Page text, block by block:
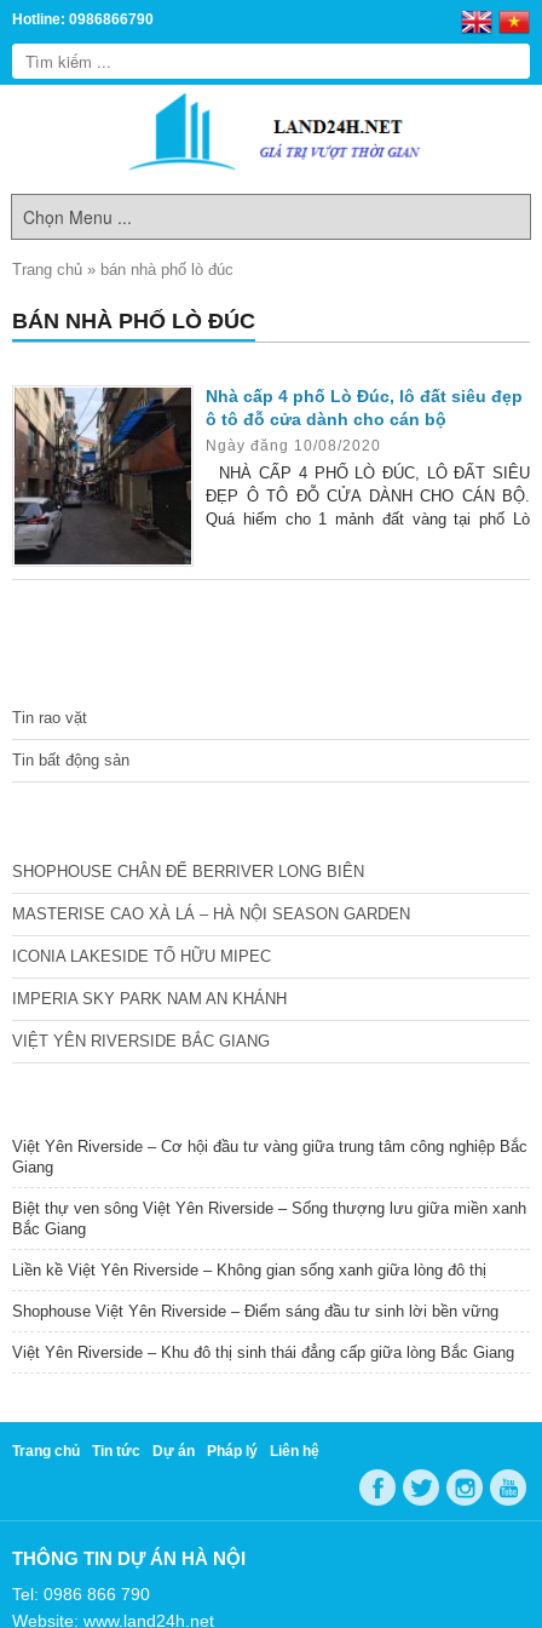
Hotline: 0986866790
Trang chủ » bán nhà phố lò đúc
BÁN NHÀ PHỐ LÒ ĐÚC
Nhà cấp 4 phố Lò Đúc, lô đất siêu đẹp
ô tô đỗ cửa dành cho cán bộ
Ngày đăng 10/08/2020
NHÀ CẤP 4 PHỐ LÒ ĐÚC, LÔ ĐẤT SIÊU
ĐẸP Ô TÔ ĐỖ CỬA DÀNH CHO CÁN BỘ.
Quá hiếm cho 1 mảnh đất vàng tại phố Lò
Tin rao vặt
Tin bất động sản
SHOPHOUSE CHÂN ĐẾ BERRIVER LONG BIÊN
MASTERISE CAO XÀ LÁ – HÀ NỘI SEASON GARDEN
ICONIA LAKESIDE TỐ HỮU MIPEC
IMPERIA SKY PARK NAM AN KHÁNH
VIỆT YÊN RIVERSIDE BẮC GIANG
Việt Yên Riverside – Cơ hội đầu tư vàng giữa trung tâm công nghiệp Bắc
Giang
Biệt thự ven sông Việt Yên Riverside – Sống thượng lưu giữa miền xanh
Bắc Giang
Liền kề Việt Yên Riverside – Không gian sống xanh giữa lòng đô thị
Shophouse Việt Yên Riverside – Điểm sáng đầu tư sinh lời bền vững
Việt Yên Riverside – Khu đô thị sinh thái đẳng cấp giữa lòng Bắc Giang
Trang chủ Tin tức Dự án Pháp lý Liên hệ
THÔNG TIN DỰ ÁN HÀ NỘI
Tel: 0986 866 790
Website: www.land24h.net